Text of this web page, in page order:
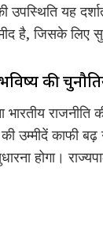
उपस्थिति यह
है, जिसके लिए
की
भारतीय
उम्मीदें काफी
होगा।